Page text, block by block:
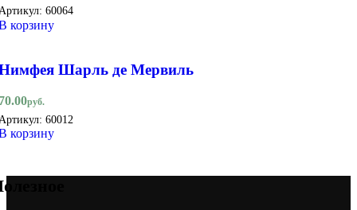
60064
корзину
Шарль де Мервиль
руб.
60012
корзину